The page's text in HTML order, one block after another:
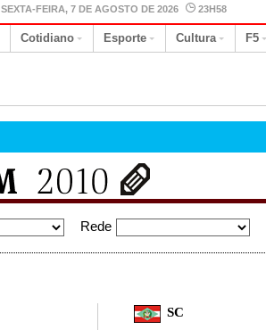
SEXTA-FEIRA, 7 DE AGOSTO DE 2026 23H58
Cotidiano Esporte Cultura F5
Rede
SC